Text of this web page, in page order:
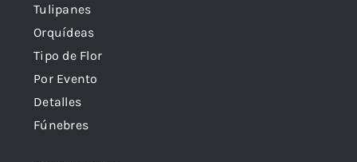
Tulipanes
Orquídeas
Tipo de Flor
Por Evento
Detalles
Fúnebres